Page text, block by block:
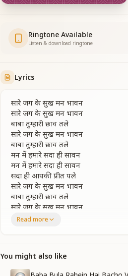
Ringtone Available
Listen & download ringtone
Lyrics
सारे जग के सुख मन भावन
सारे जग के सुख मन भावन
बाबा तुम्हारी छाव तले
सारे जग के सुख मन भावन
बाबा तुम्हारी छाव तले
मन में हमारे सदा ही सावन
मन में हमारे सदा ही सावन
सदा ही आपकी प्रीत पले
सारे जग के सुख मन भावन
बाबा तुम्हारी छाव तले
सारे जग के सुख मन भावन
जबसे साथ आपका पाया
खुशियों के बहते है झरने
खुशियों के बहते है झरने
Read more
You might also like